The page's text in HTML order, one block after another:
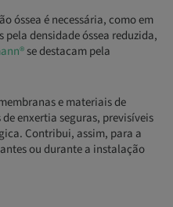
óssea é necessária, como em
densidade óssea reduzida,
se destacam pela
e materiais de
enxertia seguras, previsíveis
Contribui, assim, para a
ou durante a instalação